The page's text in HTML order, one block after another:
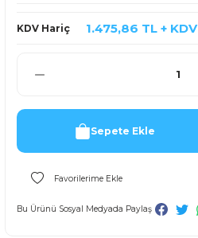
KDV Hariç 1.475,86 TL + KDV
Sepete Ekle
Bu Ürünü Sosyal Medyada Paylaş